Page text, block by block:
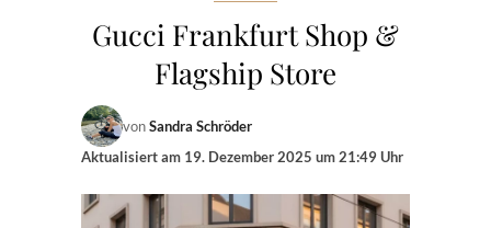
Gucci Frankfurt Shop &
Flagship Store
vonSandra Schröder
Aktualisiert am 19. Dezember 2025 um 21:49 Uhr